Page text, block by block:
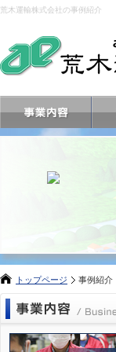
荒木運輸株式会社の事例紹介
トップページ 事例紹介